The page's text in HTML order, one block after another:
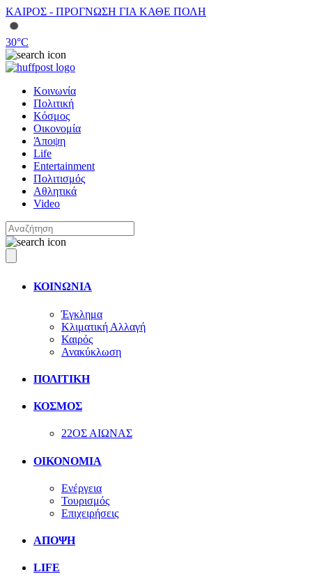
ΚΑΙΡΟΣ - ΠΡΟΓΝΩΣΗ ΓΙΑ ΚΑΘΕ ΠΟΛΗ
30°C
Κοινωνία
Πολιτική
Κόσμος
Οικονομία
Άποψη
Life
Entertainment
Πολιτισμός
Αθλητικά
Video
ΚΟΙΝΩΝΙΑ
Έγκλημα
Κλιματική Αλλαγή
Καιρός
Ανακύκλωση
ΠΟΛΙΤΙΚΗ
ΚΟΣΜΟΣ
22ΟΣ ΑΙΩΝΑΣ
ΟΙΚΟΝΟΜΙΑ
Ενέργεια
Τουρισμός
Επιχειρήσεις
ΑΠΟΨΗ
LIFE